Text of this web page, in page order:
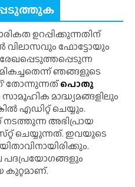
ഉറപ്പിക്കുന്നതിന്
വിലാസവും ഫോട്ടോയും
ഞങ്ങളുടെ
തോന്നുന്നത്പൊതു
മാദ്ധ്യമങ്ങളിലും
എഡിറ്റ് ചെയ്യും.
അഭിപ്രായ
ചെയ്യുന്നത്. ഇവയുടെ
കുറ്റമാണ്.